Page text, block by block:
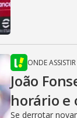
ONDE ASSISTIR
João
horário e
Se derrotar